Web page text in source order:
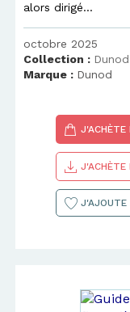
alors dirigé...
octobre 2025
Collection :
Marque : Dunod
J'ACHÈTE
J'ACHÈTE
J'AJOUTE